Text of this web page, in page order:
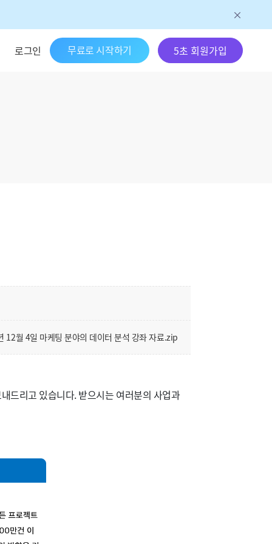
로그인 무료로 시작하기 5초 회원가입
12월 4일 마케팅 분야의 데이터 분석 강좌 자료.zip
드리고 있습니다. 받으시는 여러분의 사업과